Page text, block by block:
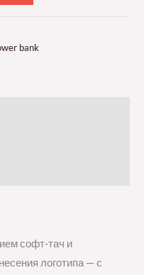
bank
софт-тач и
логотипа — с